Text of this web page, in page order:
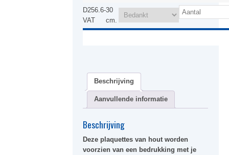
D256.6-
VAT
30
cm.
Beschrijving
Aanvullende informatie
Beschrijving
Deze plaquettes van hout worden
voorzien van een bedrukking met je